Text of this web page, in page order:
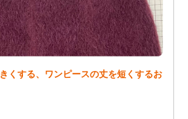
くする、ワンピースの丈を短くするお